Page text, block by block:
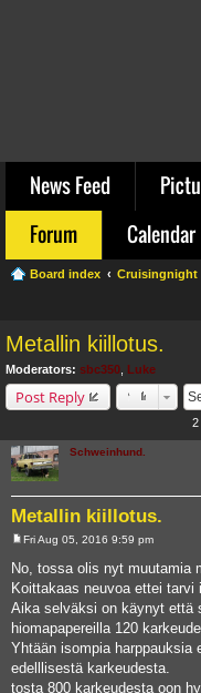
News Feed
Forum
Calendar
Board index Cruisingnight
Metallin kiillotus.
Moderators: sbc350 Luke
Post Reply
2
Schweinhund.
Metallin kiillotus.
s
t
Fri Aug 05, 2016 9:59 pm
No, tossa olis nyt muutamia
Koittakaas neuvoa ettei tarvi
Aika selväksi on käynyt että
hiomapapereilla 120
Yhtään isompia harppauksia
edelllisestä karkeudesta.
tosta 800 karkeudesta oon